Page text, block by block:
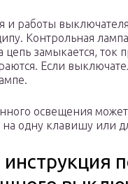
и работы
Контрольная
цепь замыкается, ток
Если
освещения
на одну клавишу или